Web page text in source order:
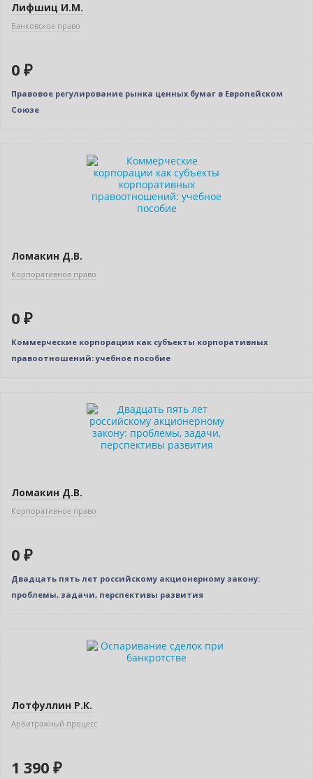
Лифшиц И.М.
Банковское право
0 ₽
Правовое регулирование рынка ценных бумаг в Европейском
Союзе
Ломакин Д.В.
Корпоративное право
0 ₽
Коммерческие корпорации как субъекты корпоративных
правоотношений: учебное пособие
Ломакин Д.В.
Корпоративное право
0 ₽
Двадцать пять лет российскому акционерному закону:
проблемы, задачи, перспективы развития
Лотфуллин Р.К.
Арбитражный процесс
1 390 ₽